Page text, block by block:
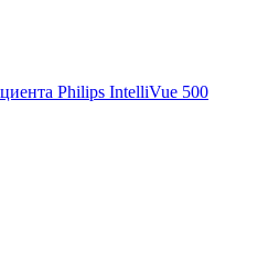
Philips IntelliVue 500